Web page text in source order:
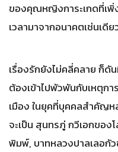
ของคุณหญิงการะเกดที่เพิ่
เวลามาจากอนาคตเช่นเ
เรื่องรักยังไม่คลี่คลาย ก็ดั
ต้องเข้าไปพัวพันกับเหตุก
เมือง ในยุคที่บุคคลสำคัญ
จะเป็น สุนทรภู่ กวีเอกของ
พิมพ์, บาทหลวงปาลเลอกัว